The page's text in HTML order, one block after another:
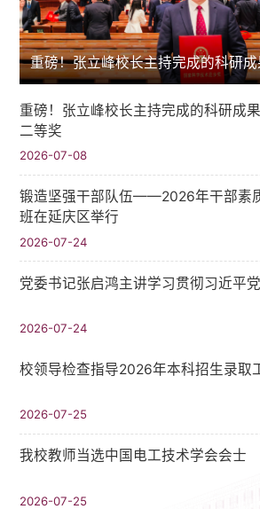
重磅！张立峰校长主持完成的科研成
二等奖
2026-07-08
锻造坚强干部队伍——2026年干部素
班在延庆区举行
2026-07-24
党委书记张启鸿主讲学习贯彻习近平
2026-07-24
校领导检查指导2026年本科招生录取
2026-07-25
我校教师当选中国电工技术学会会士
2026-07-25